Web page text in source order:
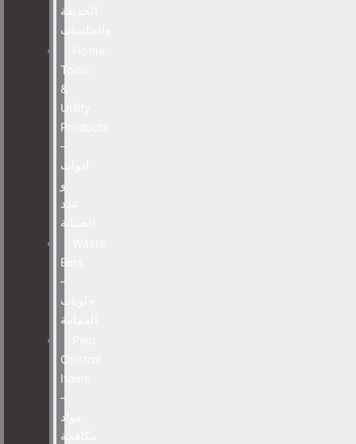
الحديقة
والجلسات
Tools
&
Utility
Products
–
ادوات
و
عدد
الصيانة
Bins
–
حاويات
القمامة
Control
Items
–
مواد
مكافحة